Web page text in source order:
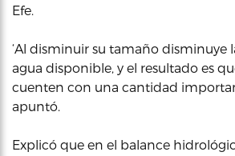
Efe.
‘Al disminuir su tamaño disminuye
agua disponible, y el resultado es
cuenten con una cantidad
apuntó.
Explicó que en el balance